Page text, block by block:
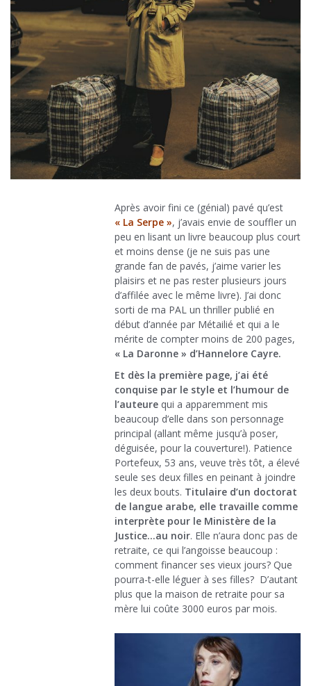
Après avoir fini ce (génial) pavé qu’est
« La Serpe », j’avais envie de souffler un
peu en lisant un livre beaucoup plus court
et moins dense (je ne suis pas une
grande fan de pavés, j’aime varier les
plaisirs et ne pas rester plusieurs jours
d’affilée avec le même livre). J’ai donc
sorti de ma PAL un thriller publié en
début d’année par Métailié et qui a le
mérite de compter moins de 200 pages,
« La Daronne » d’Hannelore Cayre.
Et dès la première page, j’ai été
conquise par le style et l’humour de
l’auteure qui a apparemment mis
beaucoup d’elle dans son personnage
principal (allant même jusqu’à poser,
déguisée, pour la couverture!). Patience
Portefeux, 53 ans, veuve très tôt, a élevé
seule ses deux filles en peinant à joindre
les deux bouts. Titulaire d’un doctorat
de langue arabe, elle travaille comme
interprète pour le Ministère de la
Justice…au noir. Elle n’aura donc pas de
retraite, ce qui l’angoisse beaucoup :
comment financer ses vieux jours? Que
pourra-t-elle léguer à ses filles? D’autant
plus que la maison de retraite pour sa
mère lui coûte 3000 euros par mois.